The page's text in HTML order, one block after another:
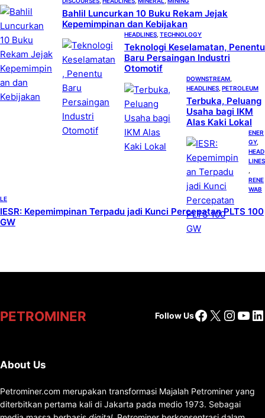
Bahlil Luncurkan 10 Buku Rekam Jejak
Kepemimpinan dan Kebijakan
HEADLINES TECHNOLOGY
Teknologi Keselamatan, Penentu
Baru Persaingan Industri
Otomotif
DOWNSTREAM
HEADLINES PETROLEUM
Terbuka, Peluang
Usaha bagi IKM
Alas Kaki Lokal
ENER
GY
HEAD
LINES
RENE
WAB
LE
IESR: Kepemimpinan Terpadu jadi Kunci Percepatan PLTS 100
GW
PETROMINER Follow UsFacebook
X
About Us
Petrominer.com merupakan transformasi Majalah Petrominer yang
diterbitkan pertama kali di Jakarta pada medio 1973. Sebagai